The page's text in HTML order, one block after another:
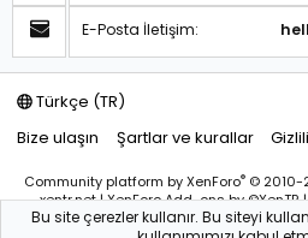
E-Posta İletişim:
Türkçe (TR)
Bize ulaşın
Şartlar ve kurallar
Community platform by XenForo® © 2010-
xentr.net |XenForo Add-onsby ©XenTR
Sitemiz bünyesindeki içerikleri
Bu site çerezler kullanır. Bu siteyi